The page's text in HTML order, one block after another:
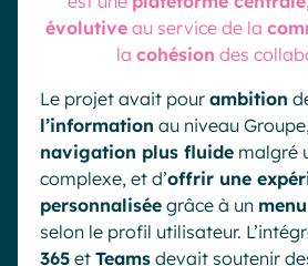
évolutive au service de la
la cohésion des
Le projet avait pour ambition
l’information au niveau
navigation plus fluide malgré
complexe, et d’offrir une
personnalisée grâce à un
selon le profil utilisateur.
365 et Teams devait soutenir